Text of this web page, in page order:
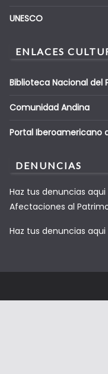
UNESCO
ENLACES
Biblioteca Nacional del
Comunidad Andina
Portal Iberoamericano
DENUNCIAS
Haz tus denuncias
Afectaciones al
Haz tus denuncias